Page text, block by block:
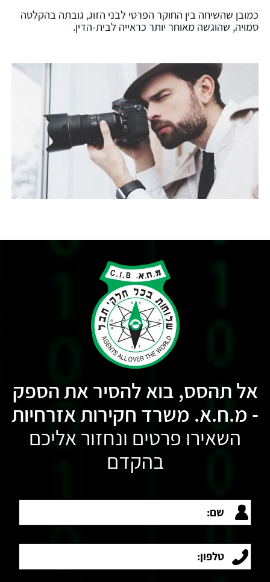
כמובן שהשיחה בין החוקר הפרטי לבני הזוג, גובתה בהקלטה
סמויה, שהוגשה מאוחר יותר כראייה לבית-הדין.
אל תהסס, בוא להסיר את הספק
- מ.ח.א. משרד חקירות אזרחיות
השאירו פרטים ונחזור אליכם
בהקדם
שם:
טלפון: